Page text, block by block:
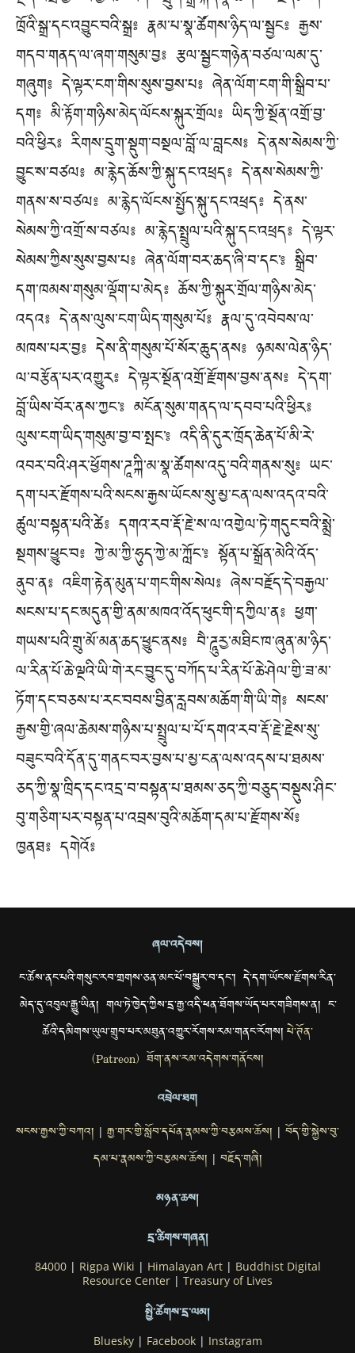
ཁྲོའི་སྒྲ་དང་འབྱུང་བའི་སྒྲ༔ རྣམ་པ་སྣ་ཚོགས་ཉིད་ལ་སྦྱང༔ རྒྱས་
གདབ་གནད་ལ་ཞག་གསུམ་བྱ༔ རྩལ་སྦྱང་གཉེན་བཙལ་ལམ་དུ་
གཞུག༔ དེ་ལྟར་ངག་གིས་སུས་བྱས་པ༔ ཞེན་ལོག་ངག་གི་སྒྲིབ་པ་
དག༔ མི་རྟོག་གཉིས་མེད་ལོངས་སྐུར་གྲོལ༔ ཡིད་ཀྱི་སྔོན་འགྲོ་བྱ་
བའི་ཕྱིར༔ རིགས་དྲུག་སྡུག་བསྔལ་བློ་ལ་བླངས༔ དེ་ནས་སེམས་ཀྱི་
བྱུང་ས་བཙལ༔ མ་རྙེད་ཆོས་ཀྱི་སྐུ་དང་འཕྲད༔ དེ་ནས་སེམས་ཀྱི་
གནས་ས་བཙལ༔ མ་རྙེད་ལོངས་སྤྱོད་སྐུ་དང་འཕྲད༔ དེ་ནས་
སེམས་ཀྱི་འགྲོ་ས་བཙལ༔ མ་རྙེད་སྤྲུལ་པའི་སྐུ་དང་འཕྲད༔ དེ་ལྟར་
སེམས་ཀྱིས་སུས་བྱས་པ༔ ཞེན་ལོག་བར་ཆད་ཞི་བ་དང་༔ སྒྲིབ་
དག་ཁམས་གསུམ་ལྡོག་པ་མེད༔ ཆོས་ཀྱི་སྐུར་གྲོལ་གཉིས་མེད་
འདའ༔ དེ་ནས་ལུས་ངག་ཡིད་གསུམ་པོ༔ རྣལ་དུ་འབེབས་ལ་
མཁས་པར་བྱ༔ དེས་ནི་གསུམ་པོ་སོར་ཆུད་ནས༔ ཉམས་ལེན་ཉིད་
ལ་བརྩོན་པར་འགྱུར༔ དེ་ལྟར་སྔོན་འགྲོ་རྫོགས་བྱས་ནས༔ དེ་དག་
བློ་ཡིས་བོར་ནས་ཀྱང་༔ མངོན་སུམ་གནད་ལ་དབབ་པའི་ཕྱིར༔
ལུས་ངག་ཡིད་གསུམ་བྱ་བ་སྤང་༔ འདི་ནི་དུར་ཁྲོད་ཆེན་པོ་མི་རེ་
འབར་བའི་ཤར་ཕྱོགས་ཌཱཀྐི་མ་སྣ་ཚོགས་འདུ་བའི་གནས་སུ༔ ཡང་
དག་པར་རྫོགས་པའི་སངས་རྒྱས་ཡོངས་སུ་མྱ་ངན་ལས་འདའ་བའི་
ཚུལ་བསྟན་པའི་ཚེ༔ དགའ་རབ་རྡོ་རྗེ་ས་ལ་འགྱེལ་ཏེ་གདུང་བའི་སྨྲེ་
སྔགས་ཕྱུང་བ༔ ཀྱེ་མ་ཀྱི་ཧུད་ཀྱེ་མ་ཀློང་༔ སྟོན་པ་སྒྲོན་མེའི་འོད་
ནུབ་ན༔ འཇིག་རྟེན་མུན་པ་གང་གིས་སེལ༔ ཞེས་བརྗོད་དེ་བརྒྱལ་
སངས་པ་དང་མདུན་གྱི་ནམ་མཁའ་འོད་ཕུང་གི་དཀྱིལ་ན༔ ཕྱག་
གཡས་པའི་གྲུ་མོ་མན་ཆད་ཕྱུང་ནས༔ བཻ་ཌཱུརྱ་མཐིང་ཁ་ཞུན་མ་ཉིད་
ལ་རིན་པོ་ཆེ་ལྔའི་ཡི་གེ་རང་བྱུང་དུ་བཀོད་པ་རིན་པོ་ཆེ་ཤེལ་གྱི་ཟ་མ་
ཏོག་དང་བཅས་པ་རང་བབས་བྱིན་རླབས་མཆོག་གི་ཡི་གེ༔ སངས་
རྒྱས་གྱི་ཞལ་ཆེམས་གཉིས་པ་སྤྲུལ་པ་པོ་དགའ་རབ་རྡོ་རྗེ་རྗེས་སུ་
བཟུང་བའི་དོན་དུ་གནང་བར་བྱས་པ་མྱ་ངན་ལས་འདས་པ་ཐམས་
ཅད་ཀྱི་སྣ་ཁྲིད་དང་འདྲ་བ་བསྟན་པ་ཐམས་ཅད་ཀྱི་བཅུད་བསྡུས་ཤིང་
བུ་གཅིག་པར་བསྟན་པ་འབྲས་བུའི་མཆོག་དམ་པ་རྫོགས་སོ༔
ཁྱནཐ༔ དགེའོ༔
ཞལ་འདེབས།
ང་ཚོས་ནང་པའི་གསུང་རབ་གྲགས་ཅན་མང་པོ་བསྒྱུར་བ་དང་། དེ་དག་ཡོངས་རྫོགས་རིན་
མེད་དུ་འབུལ་རྒྱུ་ཡིན། གལ་ཏེ་ཁྱེད་ཀྱིས་དྲ་རྒྱ་འདི་ཕན་ཐོགས་ཡོད་པར་གཟིགས་ན། ང་
ཚོའི་དམིགས་ཡུལ་གྲུབ་པར་མཐུན་འགྱུར་རོགས་རམ་གནང་རོགས།པེ་ཊོན་
(Patreon) ཐོག་ནས་རམ་འདེགས་གནོངས།
འབྲེལ་ཐག
སངས་རྒྱས་ཀྱི་བཀའ། | རྒྱ་གར་གྱི་སློབ་དཔོན་རྣམས་ཀྱི་བརྩམས་ཆོས། | བོད་གྱི་སྐྱེས་བུ་
དམ་པ་རྣམས་ཀྱི་བརྩམས་ཆོས། | བརྗོད་གཞི།
མཉན་ཆས།
དྲ་ཚིགས་གཞན།
84000| Rigpa Wiki | Himalayan Art| Buddhist Digital
Resource Center | Treasury of Lives
སྤྱི་ཚོགས་དྲ་ལམ།
Bluesky| Facebook| Instagram